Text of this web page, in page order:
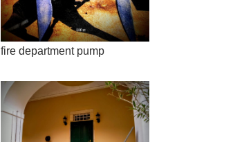
fire department pump